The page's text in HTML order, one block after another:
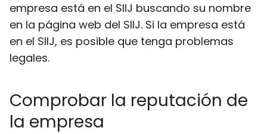
empresa está en el SIIJ buscando su nombre
en la página web del SIIJ. Si la empresa está
en el SIIJ, es posible que tenga problemas
legales.
Comprobar la reputación de
la empresa